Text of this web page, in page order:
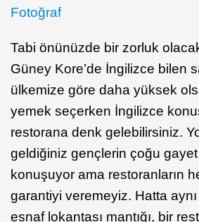
Fotoğraf
Tabi önünüzde bir zorluk
Güney Kore’de İngilizce bilen
ülkemize göre daha yüksek
yemek seçerken İngilizce
restorana denk gelebilirsiniz.
geldiğiniz gençlerin çoğu
konuşuyor ama restoranların
garantiyi veremeyiz. Hatta
esnaf lokantası mantığı, bir